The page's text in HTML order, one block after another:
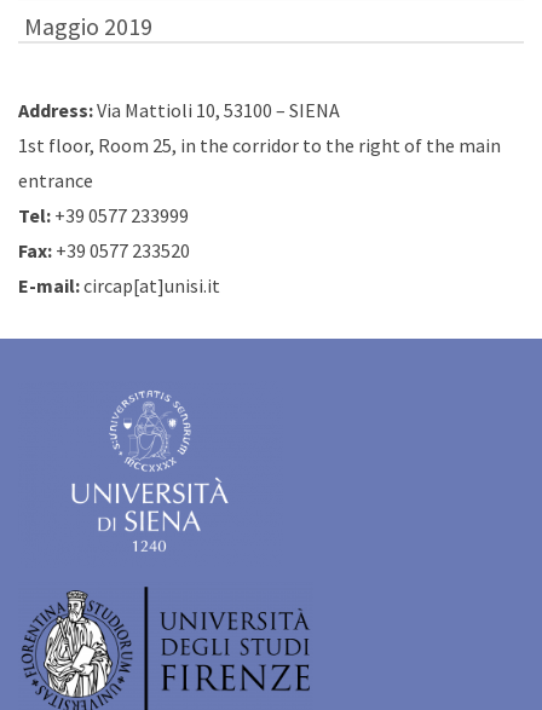
Maggio 2019
Address:Via Mattioli 10, 53100 – SIENA
1st floor, Room 25, in the corridor to the right of the main
entrance
Tel: +39 0577 233999
Fax: +39 0577 233520
E-mail:circap[at]unisi.it